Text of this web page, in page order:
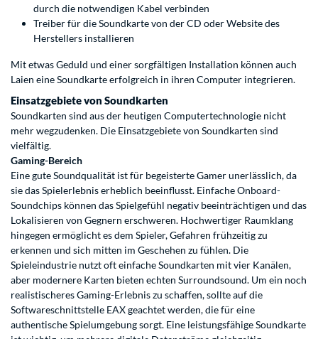
durch die notwendigen Kabel verbinden
Treiber für die Soundkarte von der CD oder Website des
Herstellers installieren
Mit etwas Geduld und einer sorgfältigen Installation können auch
Laien eine Soundkarte erfolgreich in ihren Computer integrieren.
Einsatzgebiete von Soundkarten
Soundkarten sind aus der heutigen Computertechnologie nicht
mehr wegzudenken. Die Einsatzgebiete von Soundkarten sind
vielfältig.
Gaming-Bereich
Eine gute Soundqualität ist für begeisterte Gamer unerlässlich, da
sie das Spielerlebnis erheblich beeinflusst. Einfache Onboard-
Soundchips können das Spielgefühl negativ beeinträchtigen und das
Lokalisieren von Gegnern erschweren. Hochwertiger Raumklang
hingegen ermöglicht es dem Spieler, Gefahren frühzeitig zu
erkennen und sich mitten im Geschehen zu fühlen. Die
Spieleindustrie nutzt oft einfache Soundkarten mit vier Kanälen,
aber modernere Karten bieten echten Surroundsound. Um ein noch
realistischeres Gaming-Erlebnis zu schaffen, sollte auf die
Softwareschnittstelle EAX geachtet werden, die für eine
authentische Spielumgebung sorgt. Eine leistungsfähige Soundkarte